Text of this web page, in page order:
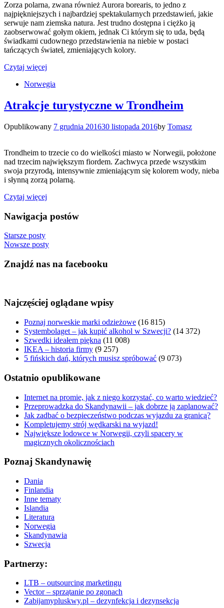
Zorza polarna, zwana również Aurora borearis, to jedno z
najpiękniejszych i najbardziej spektakularnych przedstawień, jakie
serwuje nam ziemska natura. Jest trudno dostępna i ciężko ją
zaobserwować gołym okiem, jednak Ci którym się to uda, będą
świadkami cudownego przedstawienia na niebie w postaci
tańczących świateł, zmieniających kolory.
Czytaj więcej
Norwegia
Atrakcje turystyczne w Trondheim
Opublikowany 7 grudnia 201630 listopada 2016by Tomasz
Trondheim to trzecie co do wielkości miasto w Norwegii, położone
nad trzecim największym fiordem. Zachwyca przede wszystkim
swoja przyrodą, intensywnie zmieniającym się kolorem wody, nieba
i słynną zorzą polarną.
Czytaj więcej
Nawigacja postów
Starsze posty
Nowsze posty
Znajdź nas na facebooku
Najczęściej oglądane wpisy
Poznaj norweskie marki odzieżowe (16 815)
Systembolaget – jak kupić alkohol w Szwecji? (14 372)
Szwedki ideałem piękna (11 008)
IKEA – historia firmy (9 257)
5 fińskich dań, których musisz spróbować (9 073)
Ostatnio opublikowane
Internet na promie, jak z niego korzystać, co warto wiedzieć?
Przeprowadzka do Skandynawii – jak dobrze ją zaplanować?
Jak zadbać o bezpieczeństwo podczas wyjazdu za granicą?
Kompletujemy strój wędkarski na wyjazd!
Największe lodowce w Norwegii, czyli spacery w
magicznych okolicznościach
Poznaj Skandynawię
Dania
Finlandia
Inne tematy
Islandia
Literatura
Norwegia
Skandynawia
Szwecja
Partnerzy:
LTB – outsourcing marketingu
Vector – sprzątanie po zgonach
Zabijamypluskwy.pl – dezynfekcja i dezynsekcja